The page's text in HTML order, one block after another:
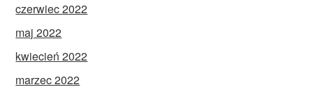
czerwiec 2022
maj 2022
kwiecień 2022
marzec 2022